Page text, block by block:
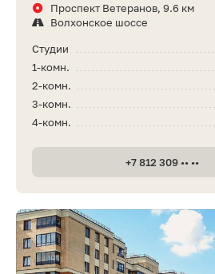
Проспект Ветеранов, 9.6 км
Волхонское шоссе
Студии
1-комн.
2-комн.
3-комн.
4-комн.
+7 812 309 •• ••